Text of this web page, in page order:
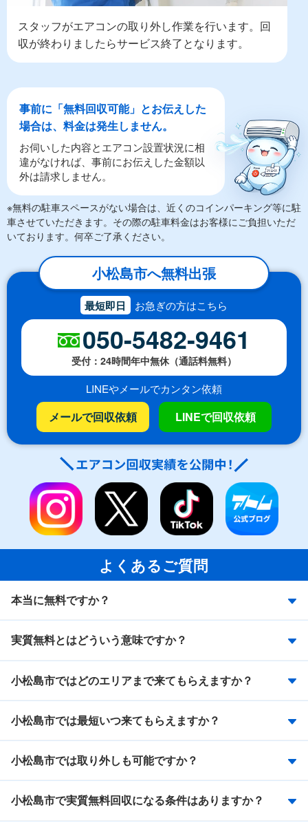
スタッフがエアコンの取り外し作業を行います。回
収が終わりましたらサービス終了となります。
事前に「無料回収可能」とお伝えした
場合は、料金は発生しません。
お伺いした内容とエアコン設置状況に相
違がなければ、事前にお伝えした金額以
外は請求しません。
※無料の駐車スペースがない場合は、近くのコインパーキング等に駐
車させていただきます。その際の駐車料金はお客様にご負担いただ
いております。何卒ご了承ください。
小松島市へ無料出張
最短即日 お急ぎの方はこちら
050-5482-9461
受付：24時間年中無休（通話料無料）
LINEやメールでカンタン依頼
メールで回収依頼 LINEで回収依頼
よくあるご質問
本当に無料ですか？
実質無料とはどういう意味ですか？
小松島市ではどのエリアまで来てもらえますか？
小松島市では最短いつ来てもらえますか？
小松島市では取り外しも可能ですか？
小松島市で実質無料回収になる条件はありますか？